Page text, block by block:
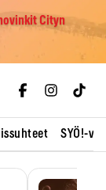
Cityn
SYÖ!-